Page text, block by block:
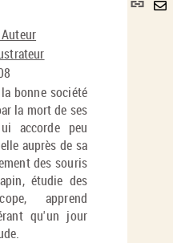
bonne société
la mort de ses
accorde peu
auprès de sa
des souris
étudie des
apprend
qu'un jour